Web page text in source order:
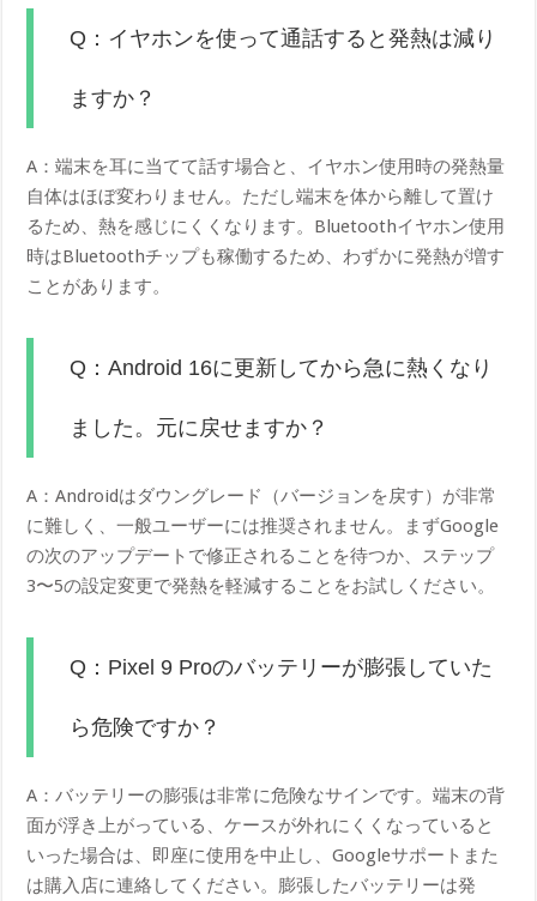
Q：イヤホンを使って通話すると発熱は減り
ますか？
A：端末を耳に当てて話す場合と、イヤホン使用時の発熱量
自体はほぼ変わりません。ただし端末を体から離して置け
るため、熱を感じにくくなります。Bluetoothイヤホン使用
時はBluetoothチップも稼働するため、わずかに発熱が増す
ことがあります。
Q：Android 16に更新してから急に熱くなり
ました。元に戻せますか？
A：Androidはダウングレード（バージョンを戻す）が非常
に難しく、一般ユーザーには推奨されません。まずGoogle
の次のアップデートで修正されることを待つか、ステップ
3〜5の設定変更で発熱を軽減することをお試しください。
Q：Pixel 9 Proのバッテリーが膨張していた
ら危険ですか？
A：バッテリーの膨張は非常に危険なサインです。端末の背
面が浮き上がっている、ケースが外れにくくなっていると
いった場合は、即座に使用を中止し、Googleサポートまた
は購入店に連絡してください。膨張したバッテリーは発